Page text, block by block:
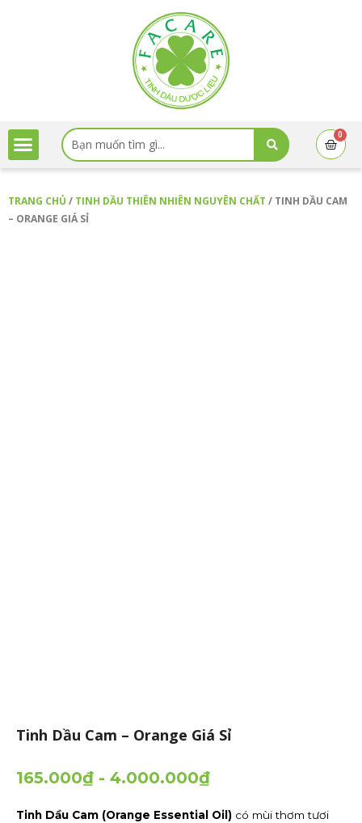
Search
...
0
Cart
TRANG CHỦ / TINH DẦU THIÊN NHIÊN NGUYÊN CHẤT / TINH DẦU CAM
– ORANGE GIÁ SỈ
Tinh Dầu Cam – Orange Giá Sỉ
165.000₫ - 4.000.000₫
Tinh Dầu Cam (Orange Essential Oil) có mùi thơm tươi